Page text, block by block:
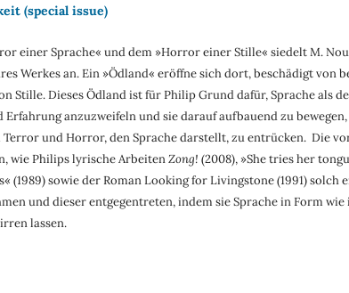
(special issue)
einer Sprache« und dem »Horror einer Stille« siedelt M.
Werkes an. Ein »Ödland« eröffne sich dort, beschädigt von
Stille. Dieses Ödland ist für Philip Grund dafür, Sprache als
anzuzweifeln und sie darauf aufbauend zu
Terror und Horror, den Sprache darstellt, zu entrücken. Die
wie Philips lyrische ArbeitenZong! (2008), »She tries her
(1989) sowie der Roman Looking for Livingstone (1991) solch
und dieser entgegentreten, indem sie Sprache in Form
lassen.